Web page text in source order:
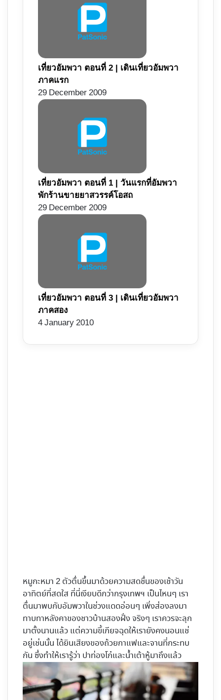
เที่ยวอัมพวา ตอนที่ 2 | เดินเที่ยวอัมพวา
ภาคแรก
29 December 2009
เที่ยวอัมพวา ตอนที่ 1 | วันแรกที่อัมพวา
พักร้านขายยาสวรรค์โอสถ
29 December 2009
เที่ยวอัมพวา ตอนที่ 3 | เดินเที่ยวอัมพวา
ภาคสอง
4 January 2010
หมูกะหมา 2 ตัวตื่นขึ้นมาด้วยความสดชื่นของเช้าวัน
อาทิตย์ที่สดใส ที่นี่เงียบดีกว่ากรุงเทพฯ เป็นไหนๆ เรา
ตื่นมาพบกับอัมพวาในช่วงแดดอ่อนๆ เพิ่งส่องลงมา
ทาบทาหลังคาของชาวบ้านสองฝั่ง จริงๆ เราควรจะลุก
มาตั้งนานแล้ว แต่ความขี้เกียจฉุดให้เรายังคงนอนแช่
อยู่เช่นนั้น ได้ยินเสียงของถ้วยกาแฟและจานที่กระทบ
กัน ซึ่งทำให้เรารู้ว่า ปาท่องโก๋และน้ำเต้าหู้มาถึงแล้ว